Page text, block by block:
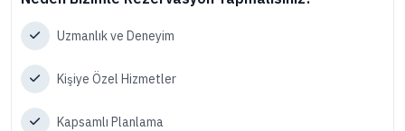
Uzmanlık ve Deneyim
Kişiye Özel Hizmetler
Kapsamlı Planlama